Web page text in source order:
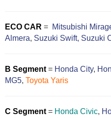
ECO CAR = Mitsubishi
Almera, Suzuki Swift, Suzuki
B Segment = Honda City,
MG5, Toyota Yaris
C Segment= Honda Civic,